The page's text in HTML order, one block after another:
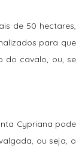
de 50 hectares,
para que
do cavalo, ou, se
Cypriana pode
ou seja, o